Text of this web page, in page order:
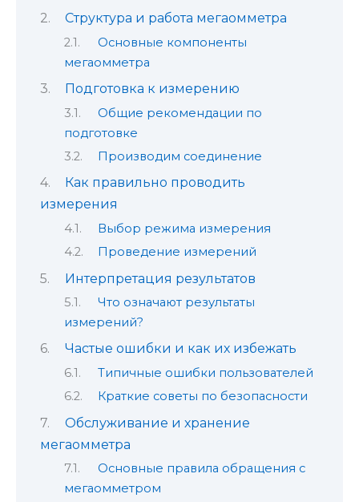
Структура и работа мегаомметра
Основные компоненты
мегаомметра
Подготовка к измерению
Общие рекомендации по
подготовке
Производим соединение
Как правильно проводить
измерения
Выбор режима измерения
Проведение измерений
Интерпретация результатов
Что означают результаты
измерений?
Частые ошибки и как их избежать
Типичные ошибки пользователей
Краткие советы по безопасности
Обслуживание и хранение
мегаомметра
Основные правила обращения с
мегаомметром